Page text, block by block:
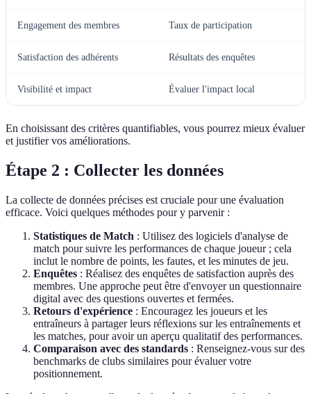
Engagement des membres Taux de participation
Satisfaction des adhérents Résultats des enquêtes
Visibilité et impact Évaluer l'impact local
En choisissant des critères quantifiables, vous pourrez mieux évaluer
et justifier vos améliorations.
Étape 2 : Collecter les données
La collecte de données précises est cruciale pour une évaluation
efficace. Voici quelques méthodes pour y parvenir :
Statistiques de Match : Utilisez des logiciels d'analyse de
match pour suivre les performances de chaque joueur ; cela
inclut le nombre de points, les fautes, et les minutes de jeu.
Enquêtes : Réalisez des enquêtes de satisfaction auprès des
membres. Une approche peut être d'envoyer un questionnaire
digital avec des questions ouvertes et fermées.
Retours d'expérience : Encouragez les joueurs et les
entraîneurs à partager leurs réflexions sur les entraînements et
les matches, pour avoir un aperçu qualitatif des performances.
Comparaison avec des standards : Renseignez-vous sur des
benchmarks de clubs similaires pour évaluer votre
positionnement.